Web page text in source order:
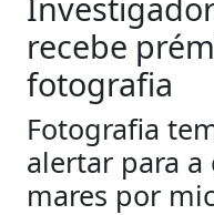
recebe
fotografia
Fotografia
alertar para
mares por